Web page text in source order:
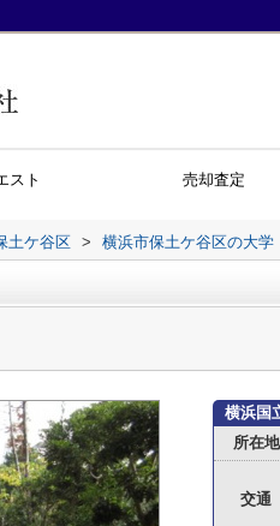
スト 売却査定
土ケ谷区 > 横浜市保土ケ谷区の大学
横浜国
所在地
交通